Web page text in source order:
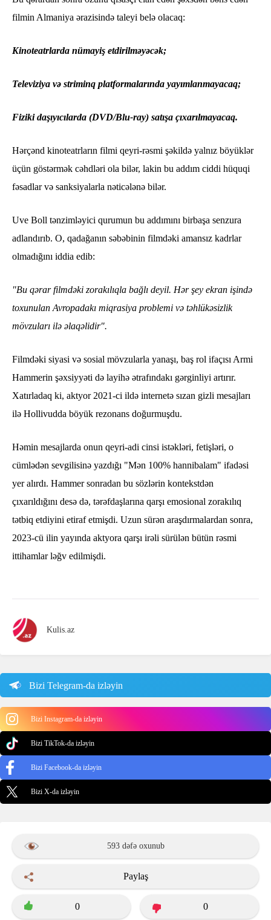
filmin Almaniya ərazisində taleyi belə olacaq:
Kinoteatrlarda nümayiş etdirilməyəcək;
Televiziya və striminq platformalarında yayımlanmayacaq;
Fiziki daşıyıcılarda (DVD/Blu-ray) satışa çıxarılmayacaq.
Hərçənd kinoteatrların filmi qeyri-rəsmi şəkildə yalnız böyüklər
üçün göstərmək cəhdləri ola bilər, lakin bu addım ciddi hüquqi
fəsadlar və sanksiyalarla nəticələnə bilər.
Uve Boll tənzimləyici qurumun bu addımını birbaşa senzura
adlandırıb. O, qadağanın səbəbinin filmdəki amansız kadrlar
olmadığını iddia edib:
"Bu qərar filmdəki zorakılıqla bağlı deyil. Hər şey ekran işində
toxunulan Avropadakı miqrasiya problemi və təhlükəsizlik
mövzuları ilə əlaqəlidir".
Filmdəki siyasi və sosial mövzularla yanaşı, baş rol ifaçısı Armi
Hammerin şəxsiyyəti də layihə ətrafındakı gərginliyi artırır.
Xatırladaq ki, aktyor 2021-ci ildə internetə sızan gizli mesajları
ilə Hollivudda böyük rezonans doğurmuşdu.
Həmin mesajlarda onun qeyri-adi cinsi istəkləri, fetişləri, o
cümlədən sevgilisinə yazdığı "Mən 100% hannibalam" ifadəsi
yer alırdı. Hammer sonradan bu sözlərin kontekstdən
çıxarıldığını desə də, tərəfdaşlarına qarşı emosional zorakılıq
tətbiq etdiyini etiraf etmişdi. Uzun sürən araşdırmalardan sonra,
2023-cü ilin yayında aktyora qarşı irəli sürülən bütün rəsmi
ittihamlar ləğv edilmişdi.
Kulis.az
Bizi Telegram-da izləyin
Bizi Instagram-da izləyin
Bizi TikTok-da izləyin
Bizi Facebook-da izləyin
Bizi X-da izləyin
593 dəfə oxunub
Paylaş
0 0